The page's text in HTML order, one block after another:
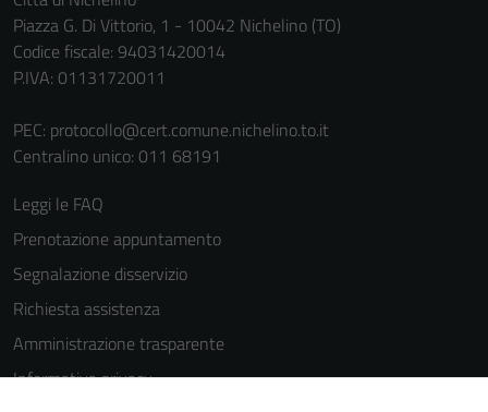
Piazza G. Di Vittorio, 1 - 10042 Nichelino (TO)
Codice fiscale: 94031420014
P.IVA: 01131720011
PEC: protocollo@cert.comune.nichelino.to.it
Centralino unico: 011 68191
Leggi le FAQ
Prenotazione appuntamento
Segnalazione disservizio
Richiesta assistenza
Amministrazione trasparente
Informativa privacy
del sito e non
possono
Questi cookie